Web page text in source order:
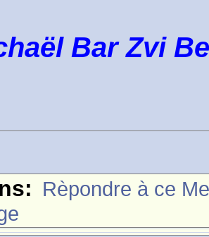
Bar Zvi
Rèpondre à ce